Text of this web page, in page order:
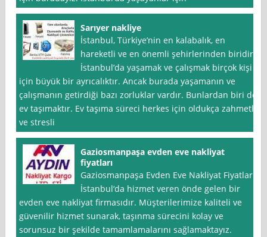
Sarıyer nakliye
İstanbul, Türkiye’nin en kalabalık, en
hareketli ve en önemli şehirlerinden biridir.
İstanbul’da yaşamak ve çalışmak birçok kişi
için büyük bir ayrıcalıktır. Ancak burada yaşamanın ve
çalışmanın getirdiği bazı zorluklar vardır. Bunlardan biri de
ev taşımaktır. Ev taşıma süreci herkes için oldukça zahmetli
ve stresli
Gaziosmanpaşa evden eve nakliyat
fiyatları
Gaziosmanpaşa Evden Eve Nakliyat Fiyatları,
İstanbul‘da hizmet veren önde gelen bir
evden eve nakliyat firmasıdır. Müşterilerimize kaliteli ve
güvenilir hizmet sunarak, taşınma sürecini kolay ve
sorunsuz bir şekilde tamamlamalarını sağlamaktayız.